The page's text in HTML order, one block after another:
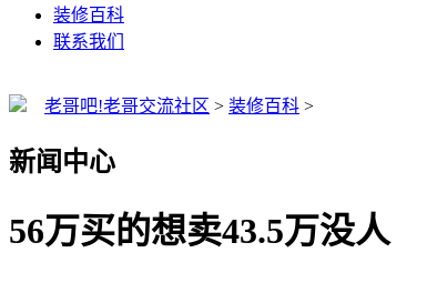
装修百科
联系我们
老哥吧!老哥交流社区 > 装修百科 >
新闻中心
56万买的想卖43.5万没人